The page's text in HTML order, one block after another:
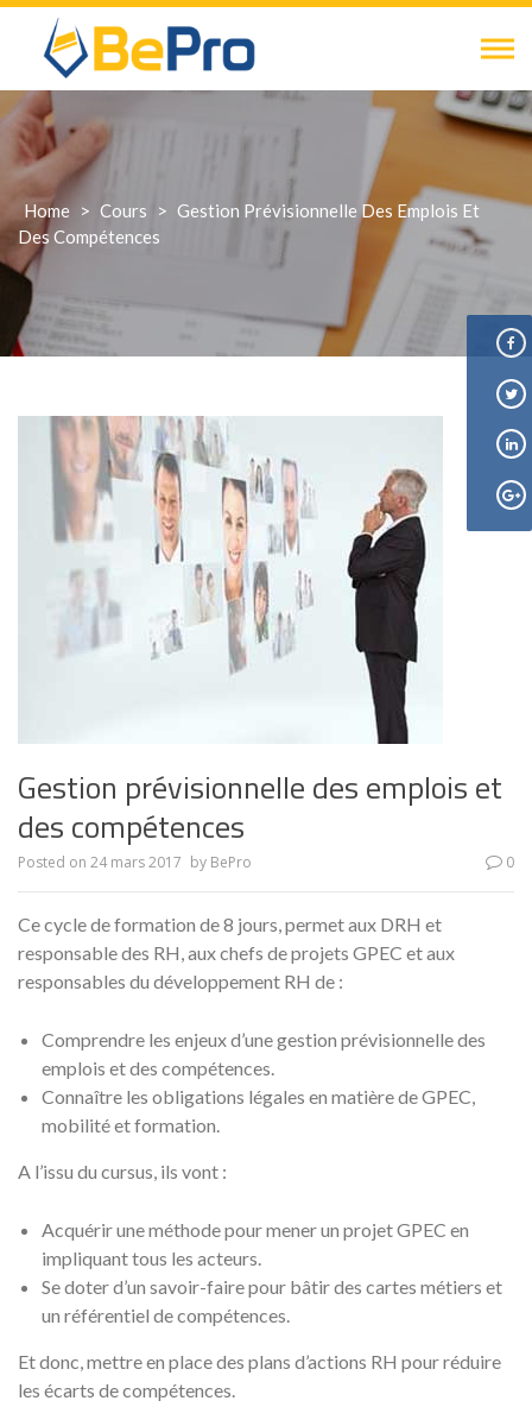
Skip
content
Home > Cours > Gestion Prévisionnelle Des Emplois Et
Des Compétences
Gestion prévisionnelle des emplois et
des compétences
Posted on 24 mars 2017 by BePro 0
Ce cycle de formation de 8 jours, permet aux DRH et
responsable des RH, aux chefs de projets GPEC et aux
responsables du développement RH de :
Comprendre les enjeux d’une gestion prévisionnelle des
emplois et des compétences.
Connaître les obligations légales en matière de GPEC,
mobilité et formation.
A l’issu du cursus, ils vont :
Acquérir une méthode pour mener un projet GPEC en
impliquant tous les acteurs.
Se doter d’un savoir-faire pour bâtir des cartes métiers et
un référentiel de compétences.
Et donc, mettre en place des plans d’actions RH pour réduire
les écarts de compétences.